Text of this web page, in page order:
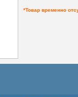
*Товар временно